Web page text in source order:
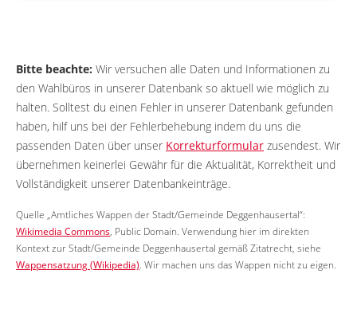
Bitte beachte: Wir versuchen alle Daten und Informationen zu
den Wahlbüros in unserer Datenbank so aktuell wie möglich zu
halten. Solltest du einen Fehler in unserer Datenbank gefunden
haben, hilf uns bei der Fehlerbehebung indem du uns die
passenden Daten über unser Korrekturformular zusendest. Wir
übernehmen keinerlei Gewähr für die Aktualität, Korrektheit und
Vollständigkeit unserer Datenbankeinträge.
Quelle „Amtliches Wappen der Stadt/Gemeinde Deggenhausertal“:
Wikimedia Commons, Public Domain. Verwendung hier im direkten
Kontext zur Stadt/Gemeinde Deggenhausertal gemäß Zitatrecht, siehe
Wappensatzung (Wikipedia). Wir machen uns das Wappen nicht zu eigen.